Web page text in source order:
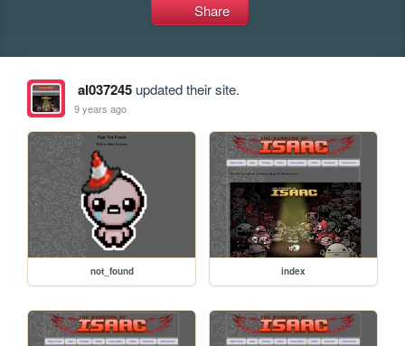
Share
al037245updated their site.
9 years ago
not_found index